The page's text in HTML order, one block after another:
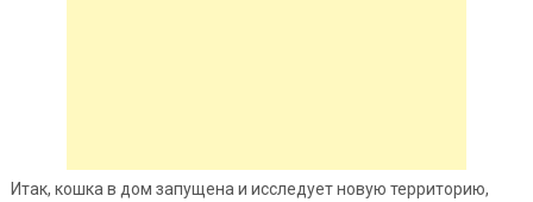
Итак, кошка в дом запущена и исследует новую территорию,